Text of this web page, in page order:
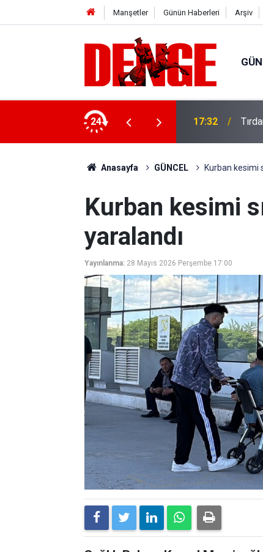
Manşetler Günün Haberleri Arşiv
24 17:32
Anasayfa GÜNCEL Kurban kesimi
Kurban kesimi
yaralandı
Yayınlanma: 28 Mayıs 2026 Perşembe 17:00